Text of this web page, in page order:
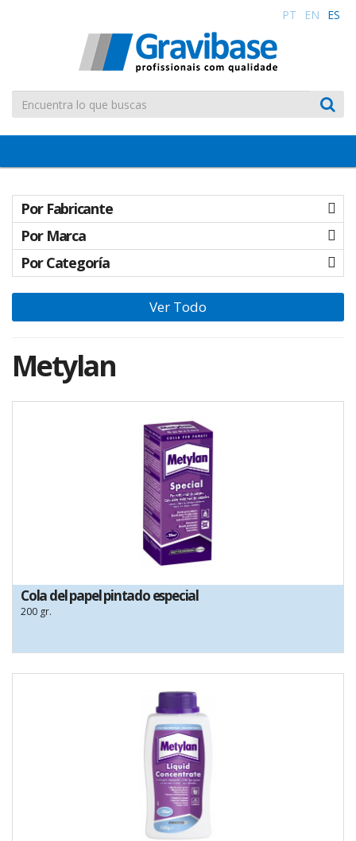
PT EN ES
Por Fabricante
Por Marca
Por Categoría
Ver Todo
Metylan
Cola del papel pintado especial
200 gr.